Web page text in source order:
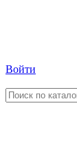
Войти